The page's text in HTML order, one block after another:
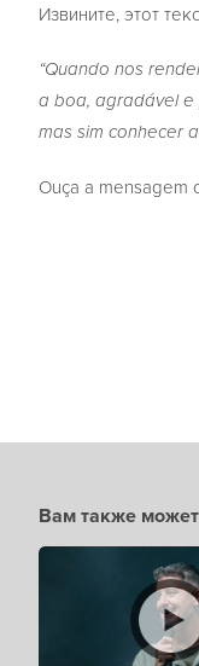
Извините, этот
“Quando nos
a boa, agradável e
mas sim conhecer
Ouça a mensagem
Вам также